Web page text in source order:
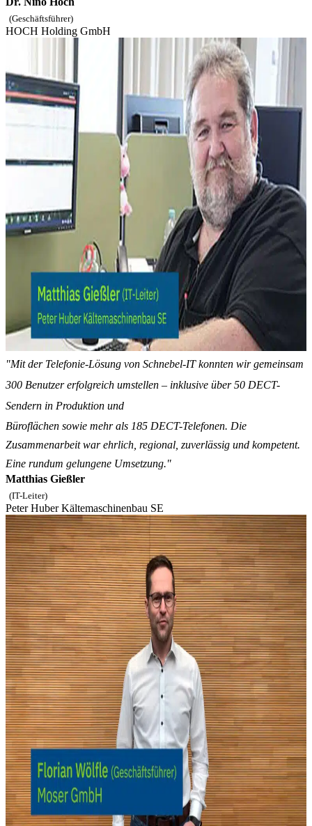
(Geschäftsführer)
HOCH Holding GmbH
"Mit der Telefonie-Lösung von Schnebel-IT konnten wir gemeinsam
300 Benutzer erfolgreich umstellen – inklusive über 50 DECT-
Sendern in Produktion und
Büroflächen sowie mehr als 185 DECT-Telefonen. Die
Zusammenarbeit war ehrlich, regional, zuverlässig und kompetent.
Eine rundum gelungene Umsetzung."
Matthias Gießler
(IT-Leiter)
Peter Huber Kältemaschinenbau SE